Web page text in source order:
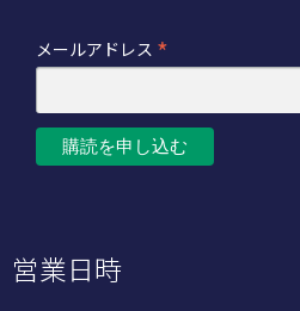
メールアドレス *
営業日時